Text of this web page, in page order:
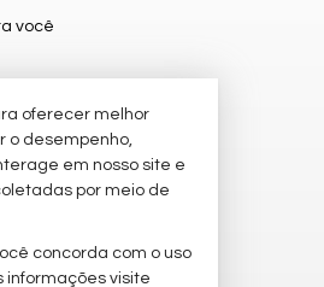
você
por WhatsApp
oferecer melhor
o desempenho,
em nosso site e
por meio de
concorda com o uso
informações visite